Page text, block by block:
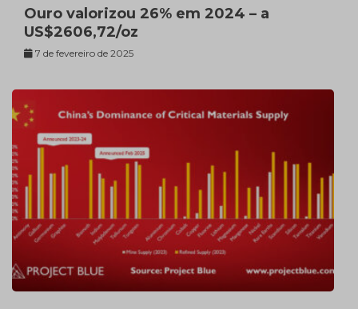
Ouro valorizou 26% em 2024 – a
US$2606,72/oz
7 de fevereiro de 2025